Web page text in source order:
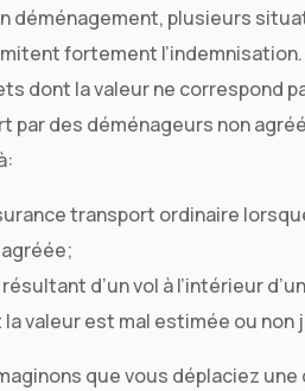
déménagement, plusieurs
fortement
dont la valeur ne correspond
par des déménageurs non
transport ordinaire
d’un vol à l’intérieur
valeur est mal estimée ou
que vous déplaciez